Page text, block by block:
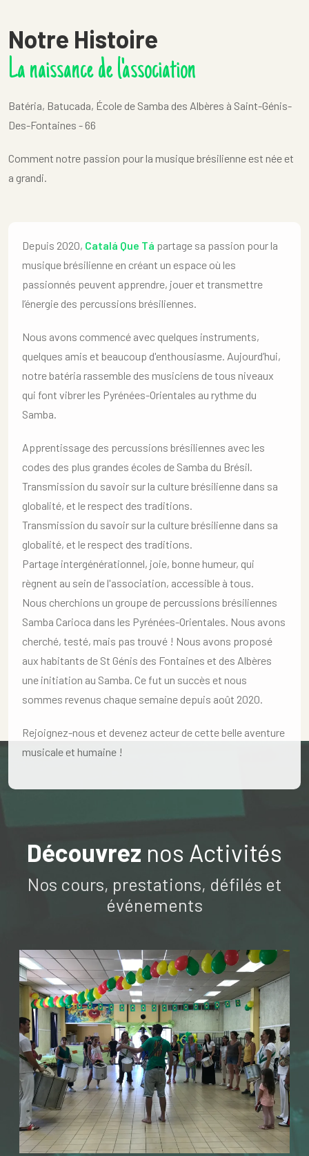
Notre Histoire
La naissance de l'association
Batéria, Batucada, École de Samba des Albères à Saint-Génis-
Des-Fontaines - 66
Comment notre passion pour la musique brésilienne est née et
a grandi.
Depuis 2020, Catalá Que Tá partage sa passion pour la
musique brésilienne en créant un espace où les
passionnés peuvent apprendre, jouer et transmettre
l’énergie des percussions brésiliennes.
Nous avons commencé avec quelques instruments,
quelques amis et beaucoup d'enthousiasme. Aujourd’hui,
notre batéria rassemble des musiciens de tous niveaux
qui font vibrer les Pyrénées-Orientales au rythme du
Samba.
Apprentissage des percussions brésiliennes avec les
codes des plus grandes écoles de Samba du Brésil.
Transmission du savoir sur la culture brésilienne dans sa
globalité, et le respect des traditions.
Transmission du savoir sur la culture brésilienne dans sa
globalité, et le respect des traditions.
Partage intergénérationnel, joie, bonne humeur, qui
règnent au sein de l'association, accessible à tous.
Nous cherchions un groupe de percussions brésiliennes
Samba Carioca dans les Pyrénées-Orientales. Nous avons
cherché, testé, mais pas trouvé ! Nous avons proposé
aux habitants de St Génis des Fontaines et des Albères
une initiation au Samba. Ce fut un succès et nous
sommes revenus chaque semaine depuis août 2020.
Rejoignez-nous et devenez acteur de cette belle aventure
musicale et humaine !
Découvrez nos Activités
Nos cours, prestations, défilés et
événements
NOS
NOS